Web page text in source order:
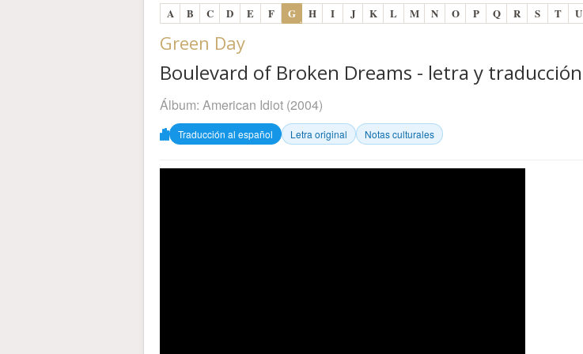
A B C D E F G H I J K L M N O P Q R S T U
Green Day
Boulevard of Broken Dreams - letra y traducción
Álbum: American Idiot (2004)
Traducción al español Letra original Notas culturales